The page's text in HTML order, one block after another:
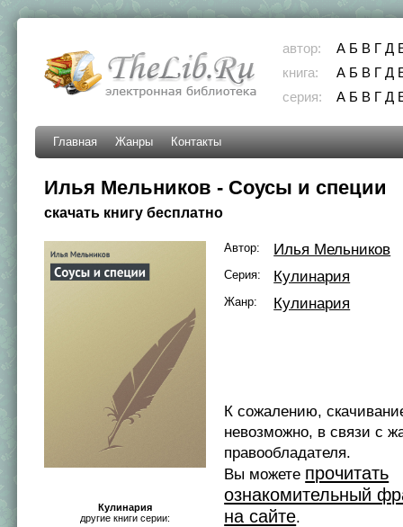
автор: А Б В Г Д
книга:
А Б В Г Д
серия:
А Б В Г Д
Главная Жанры Контакты
Илья Мельников - Соусы и специи
скачать книгу бесплатно
Кулинария
другие книги серии:
Автор: Илья Мельников
Серия: Кулинария
Жанр: Кулинария
К сожалению,
невозможно, в связи с
правообладателя.
Вы можете прочитать
ознакомительный
на сайте.